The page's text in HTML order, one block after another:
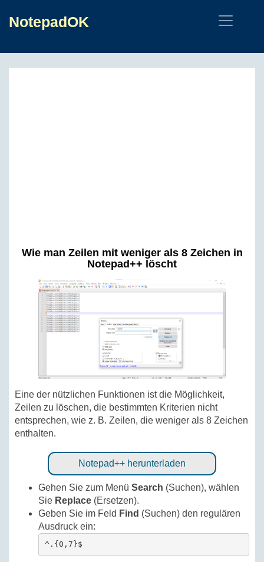
NotepadOK
Wie man Zeilen mit weniger als 8 Zeichen in
Notepad++ löscht
Eine der nützlichen Funktionen ist die Möglichkeit,
Zeilen zu löschen, die bestimmten Kriterien nicht
entsprechen, wie z. B. Zeilen, die weniger als 8 Zeichen
enthalten.
Notepad++ herunterladen
Gehen Sie zum Menü Search (Suchen), wählen
Sie Replace (Ersetzen).
Geben Sie im Feld Find (Suchen) den regulären
Ausdruck ein:
^.{0,7}$